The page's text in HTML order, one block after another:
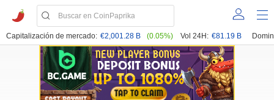
Capitalización de mercado: €2,001.28 B (0.05%) Vol 24H: €81.19 B